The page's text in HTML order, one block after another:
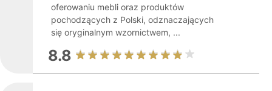
oferowaniu mebli oraz produktów
pochodzących z Polski, odznaczających
się oryginalnym wzornictwem, ...
8.8